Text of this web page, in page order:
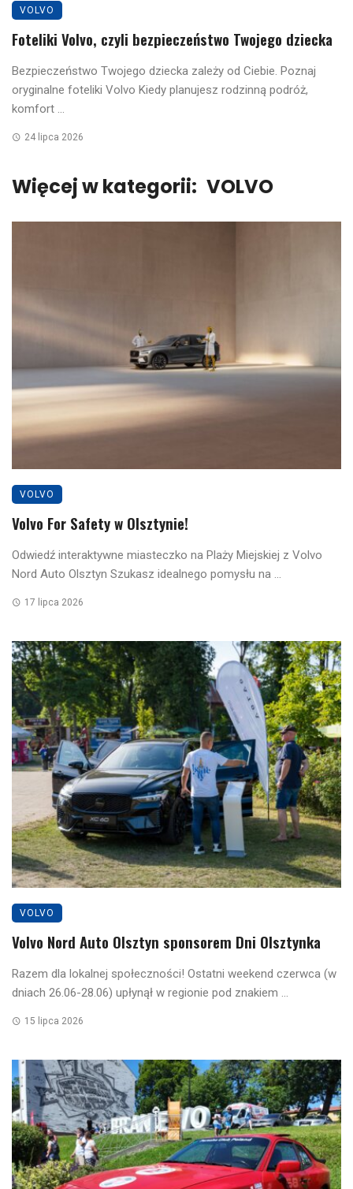
VOLVO
Foteliki Volvo, czyli bezpieczeństwo Twojego dziecka
Bezpieczeństwo Twojego dziecka zależy od Ciebie. Poznaj
oryginalne foteliki Volvo Kiedy planujesz rodzinną podróż,
komfort ...
24 lipca 2026
Więcej w kategorii: VOLVO
VOLVO
Volvo For Safety w Olsztynie!
Odwiedź interaktywne miasteczko na Plaży Miejskiej z Volvo
Nord Auto Olsztyn Szukasz idealnego pomysłu na ...
17 lipca 2026
VOLVO
Volvo Nord Auto Olsztyn sponsorem Dni Olsztynka
Razem dla lokalnej społeczności! Ostatni weekend czerwca (w
dniach 26.06-28.06) upłynął w regionie pod znakiem ...
15 lipca 2026